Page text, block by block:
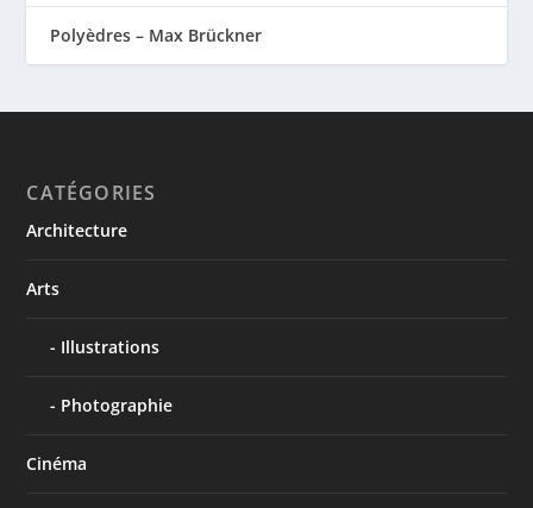
Polyèdres – Max Brückner
CATÉGORIES
Architecture
Arts
Illustrations
Photographie
Cinéma